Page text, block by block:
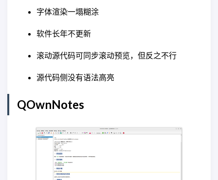
字体渲染一塌糊涂
软件长年不更新
滚动源代码可同步滚动预览，但反之不行
源代码侧没有语法高亮
QOwnNotes